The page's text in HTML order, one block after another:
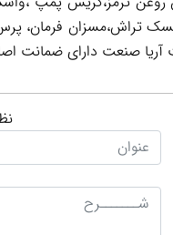
تراش،مسزان فرمان،
صنعت دارای ضمانت